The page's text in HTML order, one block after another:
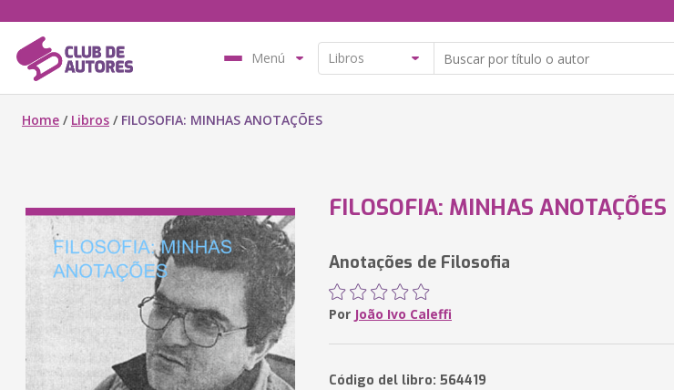
Menú
Home / Libros / FILOSOFIA: MINHAS ANOTAÇÕES
FILOSOFIA: MINHAS ANOTAÇÕES
Anotações de Filosofia
Por João Ivo Caleffi
Código del libro: 564419